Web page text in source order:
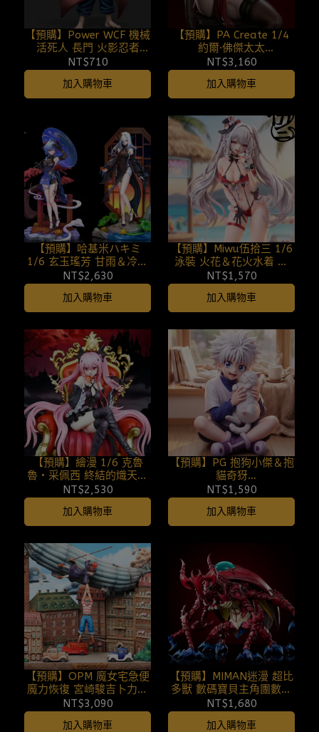
【預購】Power WCF 機械
活死人 長門 火影忍者
260807
NT$710
加入購物車
【預購】PA Create 1/4
約爾·佛傑太太
SPY×FAMILY間諜家家酒
(雙版本) 260807 (限時優
惠至2026/08/27)
NT$3,160
加入購物車
【預購】哈基米ハキミ
1/6 玄玉瑤芳 甘雨＆冷花
幽露 申鶴 原神 (雙版本)
260807
NT$2,630
加入購物車
【預購】Miwu伍拾三 1/6
泳裝 火花＆花火水着 崩
壞：星穹鐵道(雙版本)
260807
NT$1,570
加入購物車
【預購】繪漫 1/6 克魯
魯・采佩西 終結的熾天使
260807
NT$2,530
加入購物車
【預購】PG 抱狗小傑＆抱
貓奇犽
HUNTER×HUNTER全職獵
人 260807
NT$1,590
加入購物車
【預購】OPM 魔女宅急便
魔力恢復 宮崎駿吉卜力魔
女宅急便桌面場景系列第
16彈 260807
NT$3,090
加入購物車
【預購】MIMAN迷漫 超比
多獸 數碼寶貝主角團數碼
世界圖鑑共鳴系列 (雙比例)
260807
NT$1,680
加入購物車